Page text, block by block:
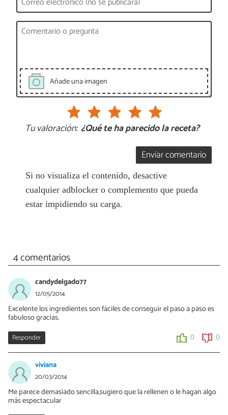
Añade una imagen
Tu valoración: ¿Qué te ha parecido la receta?
Enviar comentario
Si no visualiza el contenido, desactive
cualquier adblocker o complemento que pueda
estar impidiendo su carga.
4 comentarios
candydelgado77
12/05/2014
Excelente los ingredientes son fáciles de conseguir el paso a paso es
fabuloso gracias.
Responder 0 0
viviana
20/03/2014
Me parece demasiado sencilla,sugiero que la rellenen o le hagan algo
más espectacular